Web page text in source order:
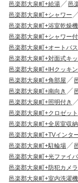
邑楽郡大泉町+給湯
邑
邑楽郡大泉町+シャワー
邑楽郡大泉町+浴室乾燥機
邑楽郡大泉町+シャワー
邑楽郡大泉町+オートバス
邑楽郡大泉町+対面式キ
邑楽郡大泉町+IHクッキ
邑楽郡大泉町+角部屋
邑楽郡大泉町+南向き
邑楽郡大泉町+照明付き
邑楽郡大泉町+クロゼット
邑楽郡大泉町+全居室収納
邑楽郡大泉町+TVインタ
邑楽郡大泉町+駐輪場
邑楽郡大泉町+光ファイ
邑楽郡大泉町+防犯カメラ
邑楽郡大泉町+室内洗濯